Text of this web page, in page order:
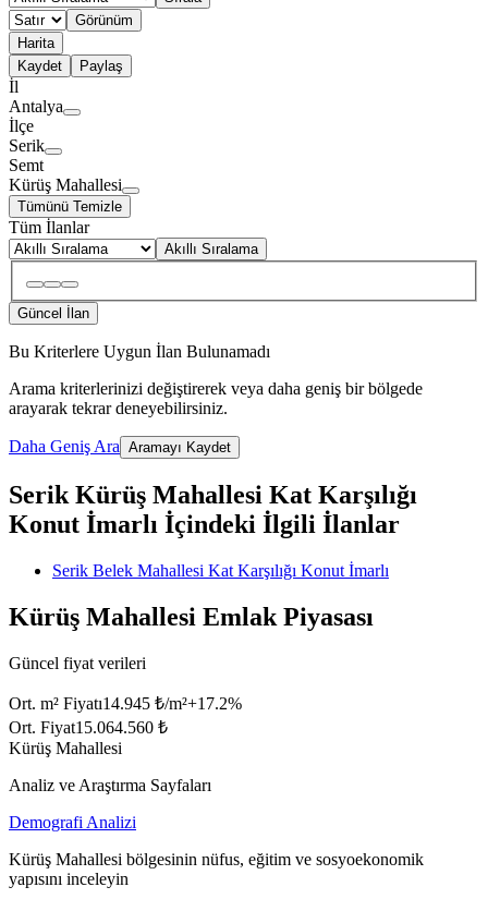
Görünüm
Harita
Kaydet
Paylaş
İl
Antalya
İlçe
Serik
Semt
Kürüş Mahallesi
Tümünü Temizle
Tüm İlanlar
Akıllı Sıralama
Güncel İlan
Bu Kriterlere Uygun İlan Bulunamadı
Arama kriterlerinizi değiştirerek veya daha geniş bir bölgede
arayarak tekrar deneyebilirsiniz.
Daha Geniş Ara Aramayı Kaydet
Serik Kürüş Mahallesi Kat Karşılığı
Konut İmarlı İçindeki İlgili İlanlar
Serik Belek Mahallesi Kat Karşılığı Konut İmarlı
Kürüş Mahallesi Emlak Piyasası
Güncel fiyat verileri
Ort. m² Fiyatı14.945 ₺/m²+17.2%
Ort. Fiyat15.064.560 ₺
Kürüş Mahallesi
Analiz ve Araştırma Sayfaları
Demografi Analizi
Kürüş Mahallesi bölgesinin nüfus, eğitim ve sosyoekonomik
yapısını inceleyin